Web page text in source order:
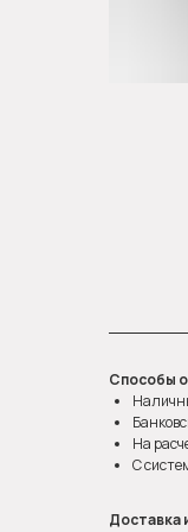
Способы
На
С
Доставка